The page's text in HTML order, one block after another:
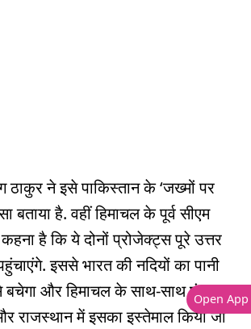
ठाकुर ने इसे पाकिस्तान के ‘जख्मों पर
है. वहीं हिमाचल के पूर्व सीएम
है कि ये दोनों प्रोजेक्ट्स पूरे उत्तर
इससे भारत की नदियों का पानी
बचेगा और हिमाचल के साथ-साथ पंजाब,
राजस्थान में इसका इस्तेमाल किया जा
Open App